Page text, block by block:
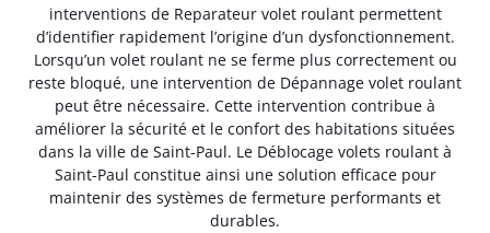
interventions de Reparateur volet roulant permettent
d’identifier rapidement l’origine d’un dysfonctionnement.
Lorsqu’un volet roulant ne se ferme plus correctement ou
reste bloqué, une intervention de Dépannage volet roulant
peut être nécessaire. Cette intervention contribue à
améliorer la sécurité et le confort des habitations situées
dans la ville de Saint-Paul. Le Déblocage volets roulant à
Saint-Paul constitue ainsi une solution efficace pour
maintenir des systèmes de fermeture performants et
durables.